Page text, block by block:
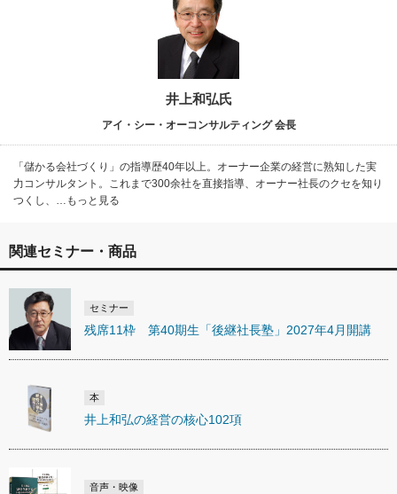
井上和弘氏
アイ・シー・オーコンサルティング 会長
「儲かる会社づくり」の指導歴40年以上。オーナー企業の経営に熟知した実
力コンサルタント。これまで300余社を直接指導、オーナー社長のクセを知り
つくし、…もっと見る
関連セミナー・商品
セミナー
残席11枠 第40期生「後継社長塾」2027年4月開講
本
井上和弘の経営の核心102項
音声・映像